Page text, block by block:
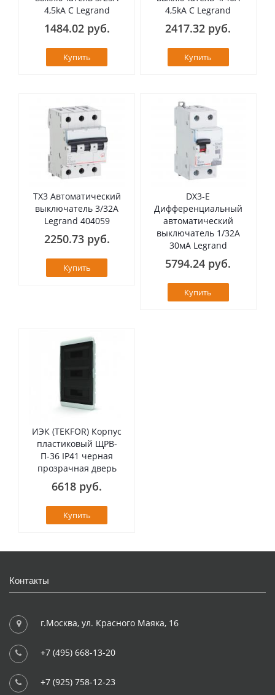
4,5kA C Legrand
1484.02 руб.
Купить
4,5kA C Legrand
2417.32 руб.
Купить
TX3 Автоматический
выключатель 3/32А
Legrand 404059
2250.73 руб.
Купить
DX3-E
Дифференциальный
автоматический
выключатель 1/32А
30мА Legrand
5794.24 руб.
Купить
ИЭК (TEKFOR) Корпус
пластиковый ЩРВ-
П-36 IP41 черная
прозрачная дверь
6618 руб.
Купить
Контакты
г.Москва, ул. Красного Маяка, 16
+7 (495) 668-13-20
+7 (925) 758-12-23